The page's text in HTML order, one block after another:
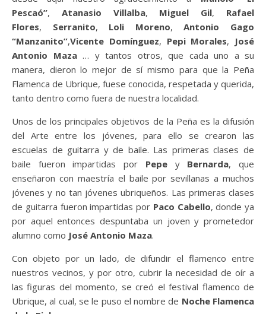
Pescaó”, Atanasio Villalba, Miguel Gil, Rafael
Flores, Serranito, Loli Moreno,Antonio Gago
“Manzanito”,Vicente Domínguez, Pepi Morales, José
Antonio Maza… y tantos otros, que cada uno a su
manera, dieron lo mejor de sí mismo para que la Peña
Flamenca de Ubrique, fuese conocida, respetada y querida,
tanto dentro como fuera de nuestra localidad.
Unos de los principales objetivos de la Peña es la difusión
del Arte entre los jóvenes, para ello se crearon las
escuelas de guitarra y de baile. Las primeras clases de
baile fueron impartidas por Pepey Bernarda, que
enseñaron con maestría el baile por sevillanas a muchos
jóvenes y no tan jóvenes ubriqueños. Las primeras clases
de guitarra fueron impartidas por Paco Cabello, donde ya
por aquel entonces despuntaba un joven y prometedor
alumno como José Antonio Maza.
Con objeto por un lado, de difundir el flamenco entre
nuestros vecinos, y por otro, cubrir la necesidad de oír a
las figuras del momento, se creó el festival flamenco de
Ubrique, al cual, se le puso el nombre de Noche Flamenca